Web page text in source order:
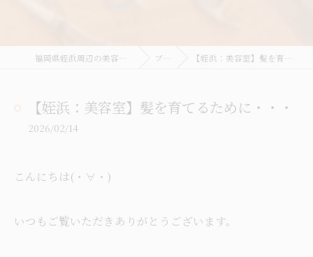
福岡県姪浜周辺の美容室ならENONN+ ブログ 【姪浜：美容室】髪を育てるために・・・
【姪浜：美容室】髪を育てるために・・・
2026/02/14
こんにちは(・∀・)
いつもご覧いただきありがとうございます。